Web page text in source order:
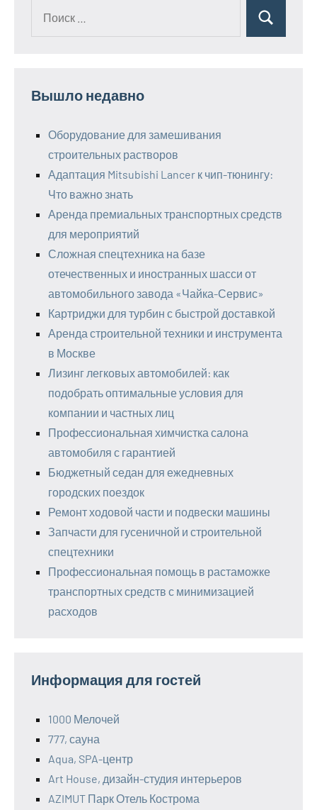
Поиск
Вышло недавно
Оборудование для замешивания
строительных растворов
Адаптация Mitsubishi Lancer к чип-тюнингу:
Что важно знать
Аренда премиальных транспортных средств
для мероприятий
Сложная спецтехника на базе
отечественных и иностранных шасси от
автомобильного завода «Чайка-Сервис»
Картриджи для турбин с быстрой доставкой
Аренда строительной техники и инструмента
в Москве
Лизинг легковых автомобилей: как
подобрать оптимальные условия для
компании и частных лиц
Профессиональная химчистка салона
автомобиля с гарантией
Бюджетный седан для ежедневных
городских поездок
Ремонт ходовой части и подвески машины
Запчасти для гусеничной и строительной
спецтехники
Профессиональная помощь в растаможке
транспортных средств с минимизацией
расходов
Информация для гостей
1000 Мелочей
777, сауна
Aqua, SPA-центр
Art House, дизайн-студия интерьеров
AZIMUT Парк Отель Кострома